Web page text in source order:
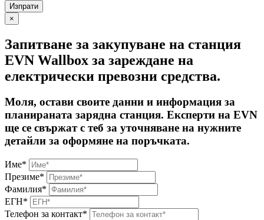
×
Запитване за закупуване на станция
EVN Wallbox за зареждане на
електрически превозни средства.
Моля, остави своите данни и информация за
планираната зарядна станция. Експерти на EVN
ще се свържат с теб за уточняване на нужните
детайли за оформяне на поръчката.
Име*
Презиме*
Фамилия*
ЕГН*
Телефон за контакт*